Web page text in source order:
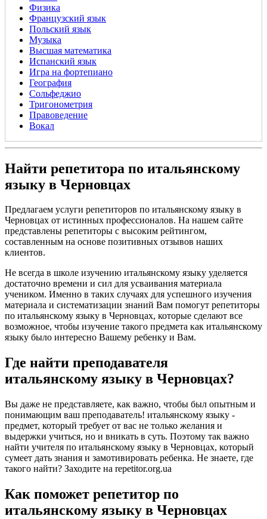
Физика
Французский язык
Польский язык
Музыка
Высшая математика
Испанский язык
Игра на фортепиано
География
Сольфеджио
Тригонометрия
Правоведение
Вокал
Найти репетитора по итальянскому
языку в Черновцах
Предлагаем услуги репетиторов по итальянскому языку в
Черновцах от истинных профессионалов. На нашем сайте
представлены репетиторы с высоким рейтингом,
составленным на основе позитивных отзывов наших
клиентов.
Не всегда в школе изучению итальянскому языку уделяется
достаточно времени и сил для усваивания материала
учеником. Именно в таких случаях для успешного изучения
материала и систематизации знаний Вам помогут репетиторы
по итальянскому языку в Черновцах, которые сделают все
возможное, чтобы изучение такого предмета как итальянскому
языку было интересно Вашему ребенку и Вам.
Где найти преподавателя
итальянскому языку в Черновцах?
Вы даже не представляете, как важно, чтобы был опытным и
понимающим ваш преподаватель! итальянскому языку -
предмет, который требует от вас не только желания и
выдержки учиться, но и вникать в суть. Поэтому так важно
найти учителя по итальянскому языку в Черновцах, который
сумеет дать знания и замотивировать ребенка. Не знаете, где
такого найти? Заходите на repetitor.org.ua
Как поможет репетитор по
итальянскому языку в Черновцах